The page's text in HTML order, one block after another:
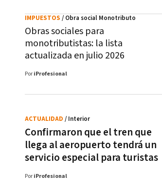
Obras sociales para
monotributistas: la lista
actualizada en julio 2026
IMPUESTOS / Obra social Monotributo
Por iProfesional
Confirmaron que el tren que
llega al aeropuerto tendrá un
servicio especial para turistas
ACTUALIDAD / Interior
Por iProfesional